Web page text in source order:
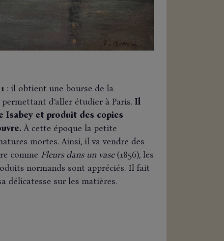
: il obtient une bourse de la
d’aller étudier à Paris. Il
Isabey et produit des copies
À cette époque la petite
mortes. Ainsi, il va vendre des
comme Fleurs dans un vase(1856), les
normands sont appréciés. Il fait
délicatesse sur les matières.